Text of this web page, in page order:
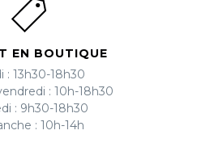
EN BOUTIQUE
: 13h30-18h30
: 10h-18h30
: 9h30-18h30
: 10h-14h